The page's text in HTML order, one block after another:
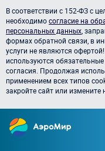
В соответствии с 152-ФЗ с
необходимосогласие на
персональных данных ,
формах обратной связи, в
услуги не являются
используются
согласия. Продолжая
применением всех типов
закройте сайт или измените